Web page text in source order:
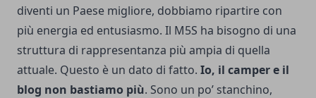
diventi un Paese migliore, dobbiamo ripartire con
più energia ed entusiasmo. Il M5S ha bisogno di una
struttura di rappresentanza più ampia di quella
attuale. Questo è un dato di fatto. Io, il camper e il
blog non bastiamo più. Sono un po’ stanchino,